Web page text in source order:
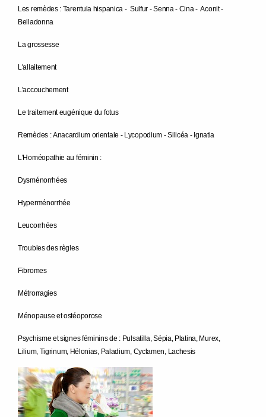
Les remèdes : Tarentula hispanica - Sulfur - Senna - Cina - Aconit -
Belladonna
La grossesse
L'allaitement
L'accouchement
Le traitement eugénique du fotus
Remèdes : Anacardium orientale - Lycopodium - Silicéa - Ignatia
L'Homéopathie au féminin :
Dysménorrhées
Hyperménorrhée
Leucorrhées
Troubles des règles
Fibromes
Métrorragies
Ménopause et ostéoporose
Psychisme et signes féminins de : Pulsatilla, Sépia, Platina, Murex,
Lilium, Tigrinum, Hélonias, Paladium, Cyclamen, Lachesis